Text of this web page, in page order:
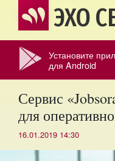
ЭХО
Установите
для Android
Сервис
для
16.01.2019 14:30